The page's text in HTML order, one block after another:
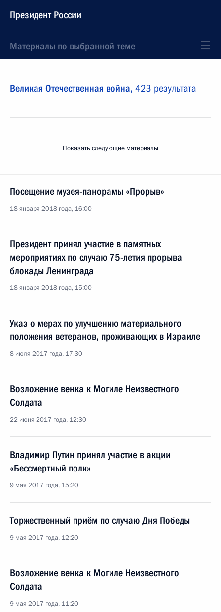
Президент России
Материалы по выбранной теме
Великая Отечественная война, 423 результата
Показать следующие материалы
Посещение музея-панорамы «Прорыв»
18 января 2018 года, 16:00
Президент принял участие в памятных
мероприятиях по случаю 75-летия прорыва
блокады Ленинграда
18 января 2018 года, 15:00
Указ о мерах по улучшению материального
положения ветеранов, проживающих в Израиле
8 июля 2017 года, 17:30
Возложение венка к Могиле Неизвестного
Солдата
22 июня 2017 года, 12:30
Владимир Путин принял участие в акции
«Бессмертный полк»
9 мая 2017 года, 15:20
Торжественный приём по случаю Дня Победы
9 мая 2017 года, 12:20
Возложение венка к Могиле Неизвестного
Солдата
9 мая 2017 года, 11:20